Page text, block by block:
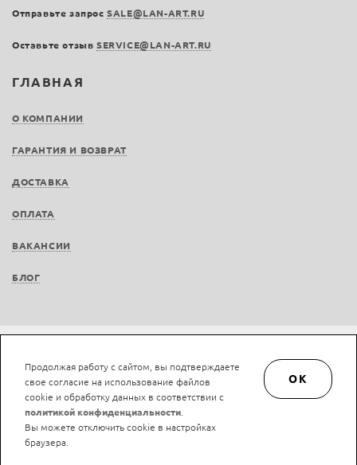
ГЛАВНАЯ
О КОМПАНИИ
ГАРАНТИЯ И ВОЗВРАТ
ДОСТАВКА
ОПЛАТА
ВАКАНСИИ
БЛОГ
Отправьте запросSALE@LAN-ART.RU
Оставьте отзыв SERVICE@LAN-ART.RU
Политика конфиденциальности.
Положение об обработке и защите персональных
данных.
Продолжая работу с сайтом, вы подтверждаете
свое согласие на использование файлов
cookie и обработку данных в соответствии с
политикой конфиденциальности
Вы можете отключить cookie в настройках
браузера.
OK